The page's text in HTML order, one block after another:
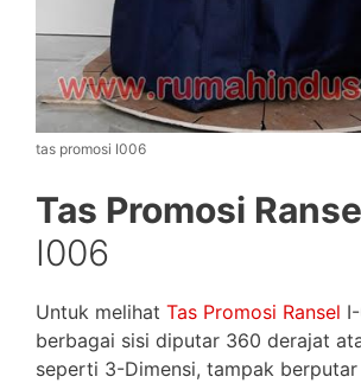
tas promosi I006
Tas Promosi
I006
Untuk melihat Tas Promosi Ransel
berbagai sisi diputar 360 derajat
seperti 3-Dimensi, tampak berputar